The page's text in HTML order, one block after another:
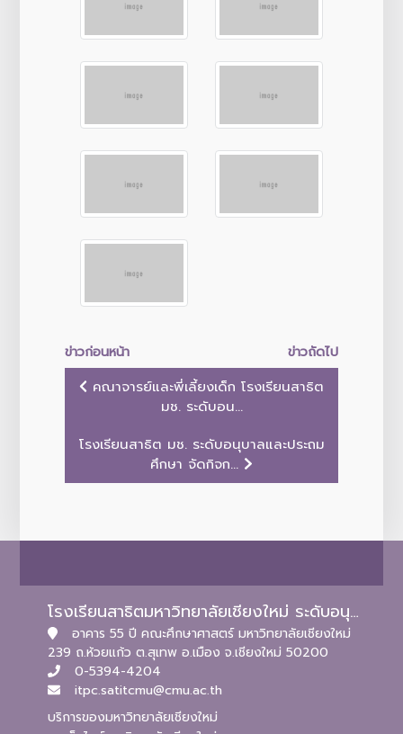
ข่าวก่อนหน้า
ข่าวถัดไป
คณาจารย์และพี่เลี้ยงเด็ก โรงเรียนสาธิต
มช. ระดับอน...
โรงเรียนสาธิต มช. ระดับอนุบาลและประถม
ศึกษา จัดกิจก...
โรงเรียนสาธิตมหาวิทยาลัยเชียงใหม่ ระดับอนุบาลและประถมศึกษา
อาคาร 55 ปี คณะศึกษาศาสตร์ มหาวิทยาลัยเชียงใหม่
239 ถ.ห้วยแก้ว ต.สุเทพ อ.เมือง จ.เชียงใหม่ 50200
0-5394-4204
itpc.satitcmu@cmu.ac.th
บริการของมหาวิทยาลัยเชียงใหม่